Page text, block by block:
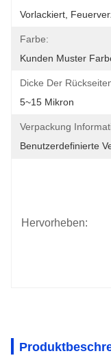
Vorlackiert,
Farbe:
Kunden Muster
Dicke Der
5~15 Mikron
Verpackung
Benutzerdefinierte
Hervorheben: